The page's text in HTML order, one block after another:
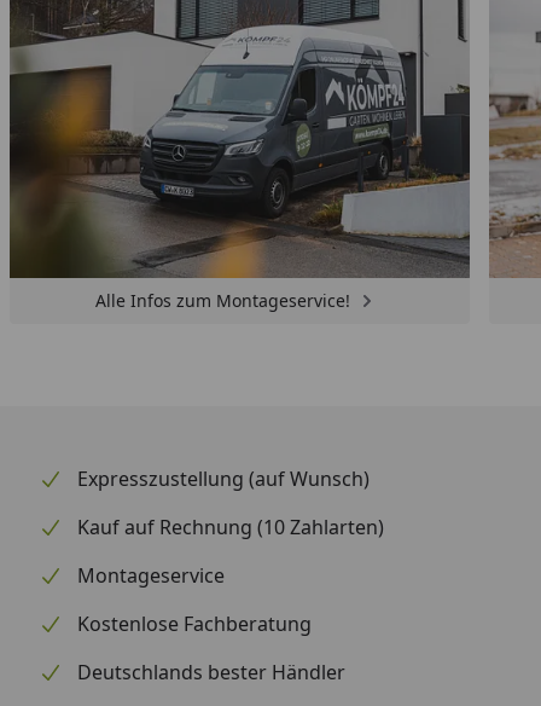
Alle Infos zum Montageservice!
Expresszustellung (auf Wunsch)
Kauf auf Rechnung (10 Zahlarten)
Montageservice
Kostenlose Fachberatung
Deutschlands bester Händler